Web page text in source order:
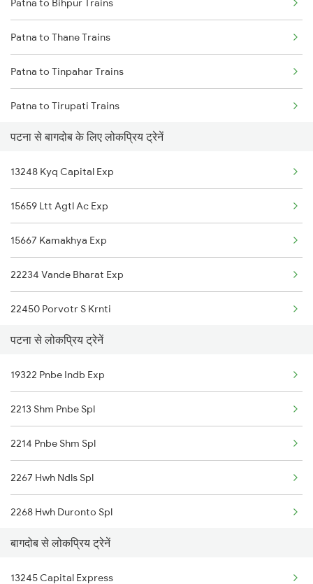
Patna to New Delhi Trains
Patna to Bihpur Trains
Patna to Thane Trains
Patna to Tinpahar Trains
Patna to Tirupati Trains
Patna to Tiruppur Trains
Patna to Ambala Trains
Patna to Andal Trains
Patna to Udaipur Trains
Patna to Ujjain Trains
Patna to Vapi Trains
पटना से बागदोब के लिए लोकप्रिय ट्रेनें
13248 Kyq Capital Exp
15659 Ltt Agtl Ac Exp
15667 Kamakhya Exp
22234 Vande Bharat Exp
22450 Porvotr S Krnti
15714 Intercity Exp
15657 Brahmputra Mail
12506 North East Exp
12488 Seemanchal Exp
पटना से लोकप्रिय ट्रेनें
19322 Pnbe Indb Exp
2213 Shm Pnbe Spl
2214 Pnbe Shm Spl
2267 Hwh Ndls Spl
2268 Hwh Duronto Spl
2304 Poorva Exp Spl
2305 Hwh Ndls Ac Spl
बागदोब से लोकप्रिय ट्रेनें
13245 Capital Express